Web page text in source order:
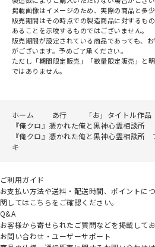
掲載画像はイメージのため、実際の商品と多
販売期間はその時点での製造商品に対するも
あることを示唆するものではございません。
販売期間が設定されている商品であっても、
がございます。予めご了承ください。
ただし「期間限定販売」「数量限定販売」と
ではありません。
ホーム あ行
「お」タイトル作品
『俺クロ』憑かれた俺と黒神心霊相談所
『俺クロ』憑かれた俺と黒神心霊相談所
キ
ご利用ガイド
お支払い方法や送料・配送時間、ポイントに
関してはこちらをご確認ください。
Q&A
お客様から寄せられたご質問などを掲載してお
お問い合わせ・ユーザーサポート